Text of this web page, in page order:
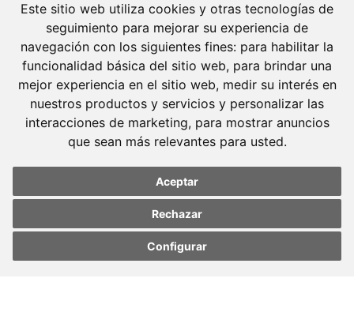
Este sitio web utiliza cookies y otras tecnologías de
seguimiento para mejorar su experiencia de
navegación con los siguientes fines: para habilitar la
funcionalidad básica del sitio web, para brindar una
mejor experiencia en el sitio web, medir su interés en
nuestros productos y servicios y personalizar las
interacciones de marketing, para mostrar anuncios
que sean más relevantes para usted.
Aceptar
Rechazar
Configurar
preferences
preferences
08008 Barcelona
Tel. +34 934 152 244
Fax. +34 934 160 693
Madrid
José Abascal, 56 Planta 6
28003 Madrid
Tel. +34 913 103 008
Fax. +34 913 915 158